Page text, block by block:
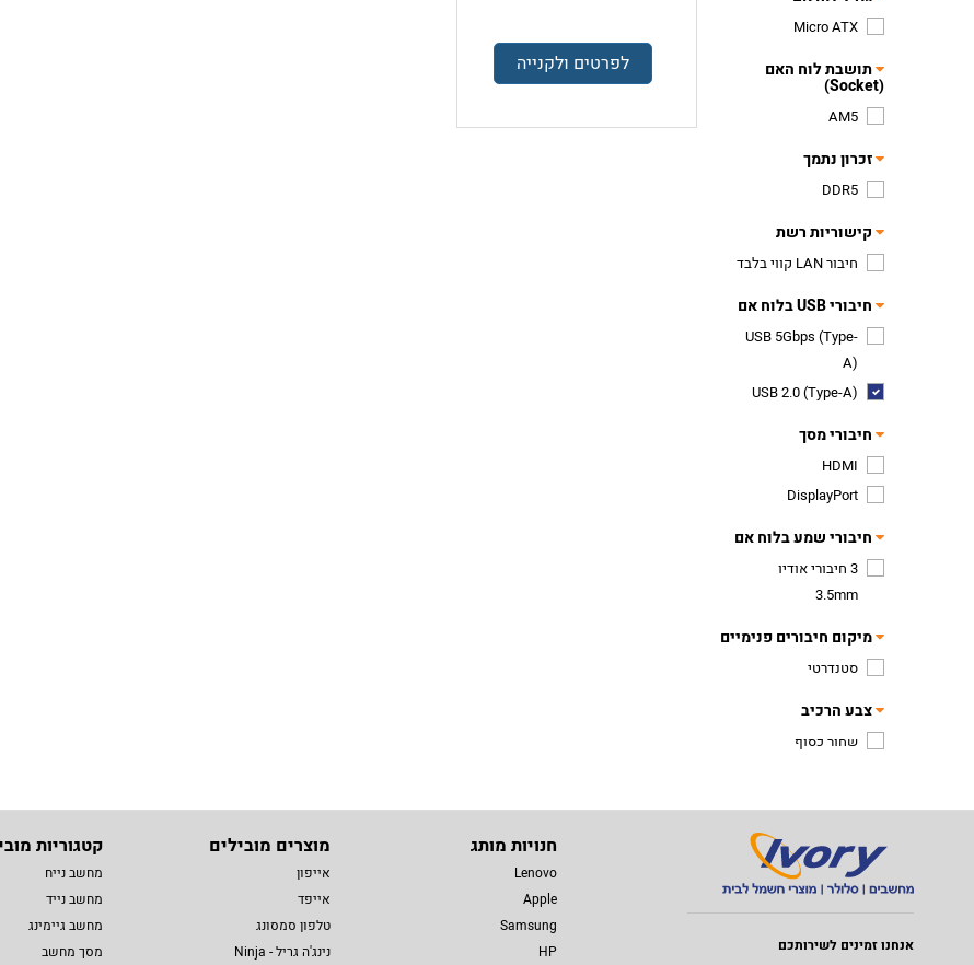
Micro ATX
תושבת לוח האם
(Socket)
AM5
זכרון נתמך
DDR5
קישוריות רשת
חיבור LAN קווי בלבד
חיבורי USB בלוח אם
USB 5Gbps (Type-
A)
USB 2.0 (Type-A)
חיבורי מסך
HDMI
DisplayPort
חיבורי שמע בלוח אם
3 חיבורי אודיו
3.5mm
מיקום חיבורים פנימיים
סטנדרטי
צבע הרכיב
שחור כסוף
לפרטים ולקנייה
אנחנו זמינים לשירותכם
חנויות מותג
Lenovo
Apple
Samsung
HP
מוצרים מובילים
אייפון
אייפד
טלפון סמסונג
נינג'ה גריל - Ninja
קטגוריות
מחשב נייח
מחשב נייד
מחשב גיימינג
מסך מחשב